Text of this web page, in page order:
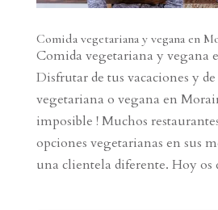
Comida vegetariana y vegana en
Comida vegetariana y vegana
Disfrutar de tus vacaciones y
vegetariana o vegana en
imposible ! Muchos
opciones vegetarianas en sus
una clientela diferente. Hoy os